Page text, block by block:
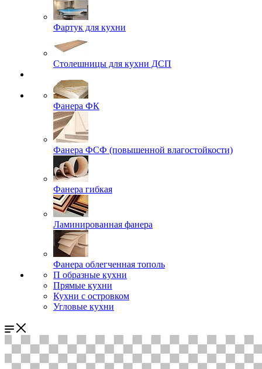
Фартук для кухни
Столешницы для кухни ДСП
Фанера ФК
Фанера ФСФ (повышенной влагостойкости)
Фанера гибкая
Ламинированная фанера
Фанера облегченная тополь
П образные кухни
Прямые кухни
Кухни с островком
Угловые кухни